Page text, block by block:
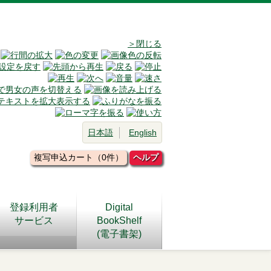
＞閉じる
日本語 English
複写申込カート（0件） ヘルプ
登録利用者
サービス
Digital
BookShelf
(電子書架)